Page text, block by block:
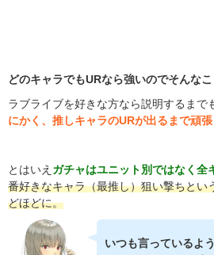
どのキャラでもURなら強いのでそんな
ラブライブを好きな方なら説明するま
にかく、推しキャラのURが出るまで頑張
とはいえ ガチャはユニット別ではなく全
番好きなキャラ（最推し）狙い撃ちとい
どほどに。
いつも言っているよ